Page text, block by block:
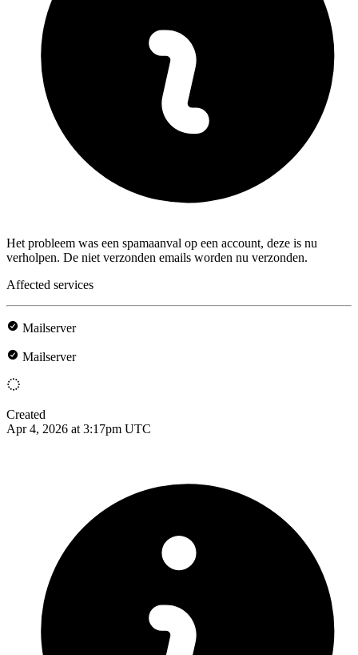
Het probleem was een spamaanval op een account, deze is nu
verholpen. De niet verzonden emails worden nu verzonden.
Affected services
Mailserver
Mailserver
Created
Apr 4, 2026 at 3:17pm UTC